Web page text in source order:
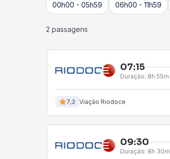
00h00 - 05h59 06h00 - 11h59
2 passagens
07:15
Duração: 8h 55m
7,3 Viação Riodoce
09:30
Duração: 8h 30m